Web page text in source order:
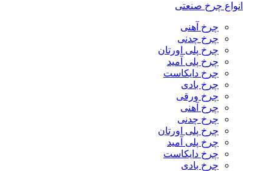
انواع چرخ صنعتی
چرخ آهنی
چرخ چدنی
چرخ پلی اورتان
چرخ پلی آمید
چرخ دایکاست
چرخ بادی
چرخ ورقی
چرخ آهنی
چرخ چدنی
چرخ پلی اورتان
چرخ پلی آمید
چرخ دایکاست
چرخ بادی